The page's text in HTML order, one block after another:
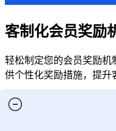
客制化会员奖励
轻松制定您的会员奖励机
供个性化奖励措施，提升